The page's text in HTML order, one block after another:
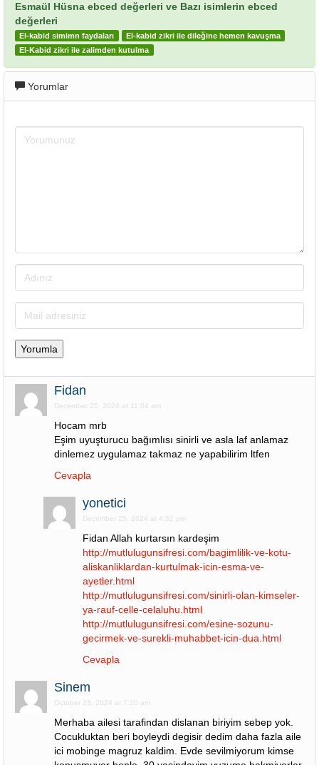
Esmaül Hüsna ebced değerleri ve Bazı isimlerin ebced
değerleri
El-kabid simimn faydaları
El-kabid zikri ile dileğine hemen kavuşma
El-Kabid zikri ile zalimden kutulma
Yorumlar
Fidan
December 25, 2024 at 11:04 am
Hocam mrb
Eşim uyuşturucu bağımlısı sinirli ve asla laf anlamaz
dinlemez uygulamaz takmaz ne yapabilirim ltfen
Cevapla
yonetici
December 25, 2024 at 4:32 pm
Fidan Allah kurtarsın kardeşim
http://mutlulugunsifresi.com/bagimlilik-ve-kotu-
aliskanliklardan-kurtulmak-icin-esma-ve-
ayetler.html
http://mutlulugunsifresi.com/sinirli-olan-kimseler-
ya-rauf-celle-celaluhu.html
http://mutlulugunsifresi.com/esine-sozunu-
gecirmek-ve-surekli-muhabbet-icin-dua.html
Cevapla
Sinem
October 23, 2024 at 7:20 am
Merhaba ailesi tarafindan dislanan biriyim sebep yok.
Cocukluktan beri boyleydi degisir dedim daha fazla aile
ici mobinge magruz kaldim. Evde sevilmiyorum kimse